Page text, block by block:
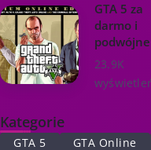
GTA 5 za
darmo i
23.9K
Kategorie
GTA 5 GTA Online